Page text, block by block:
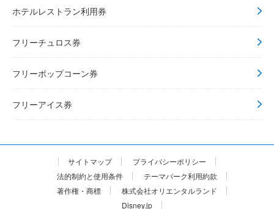
ホテルレストラン利用券
フリーチュロス券
フリーポップコーン券
フリーアイス券
サイトマップ
プライバシーポリシー
法的制約と使用条件
テーマパーク利用約款
著作権・商標
株式会社オリエンタルランド
Disney.jp